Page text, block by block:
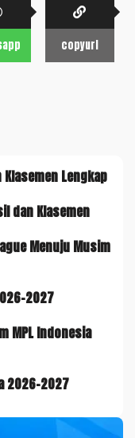
copyurl
Klasemen Lengkap
dan Klasemen
Menuju Musim
2027
MPL Indonesia
2026-2027